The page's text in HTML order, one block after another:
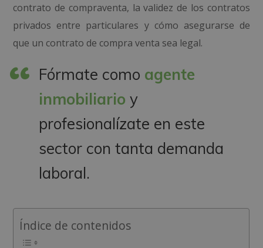
contrato de compraventa, la validez de los contratos
privados entre particulares y cómo asegurarse de
que un contrato de compra venta sea legal.
Fórmate como agente
inmobiliario y
profesionalízate en este
sector con tanta demanda
laboral.
Índice de contenidos